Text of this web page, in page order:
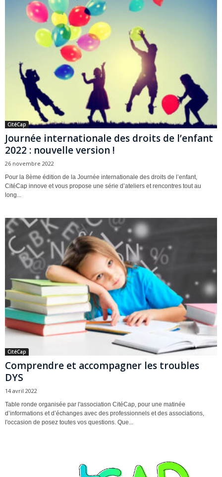
CitéCap
Journée internationale des droits de l’enfant
2022 : nouvelle version !
26 novembre 2022
Pour la 8ème édition de la Journée internationale des droits de l’enfant,
CitéCap innove et vous propose une série d’ateliers et rencontres tout au
long...
CitéCap
Comprendre et accompagner les troubles
DYS
14 avril 2022
Table ronde organisée par l'association CitéCap, pour une matinée
d’informations et d’échanges avec des professionnels et des associations,
l'occasion de posez toutes vos questions. Que...